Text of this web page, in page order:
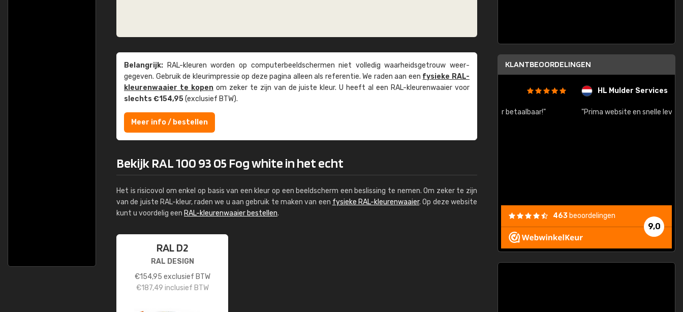
Belangrijk: RAL-kleuren worden op computer­beeld­schermen niet volledig waarheids­­getrouw weer­
gegeven. Gebruik de kleur­impressie op deze pagina alleen als referentie. We raden aan een fysieke RAL-
kleuren­waaier te kopenom zeker te zijn van de juiste kleur. U heeft al een RAL-kleuren­waaier voor
slechts €154,95(exclusief BTW).
Meer info / bestellen
Bekijk RAL 100 93 05 Fog white in het echt
Het is risicovol om enkel op basis van een kleur op een beeldscherm een beslissing te nemen. Om zeker te zijn
van de juiste RAL-kleur, raden we u aan gebruik te maken van een fysieke RAL-kleurenwaaier. Op deze website
kunt u voordelig een RAL-kleurenwaaier bestellen.
RAL D2
RAL DESIGN
€154,95 exclusief BTW
€187,49 inclusief BTW
KLANTBEOORDELINGEN
Kambier BV HL Mulder Services
"Prima website en snelle levering na bestelling"
9,0
463 beoordelingen